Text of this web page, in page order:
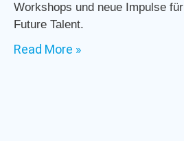
Workshops und neue Impulse
Future Talent.
Read More »